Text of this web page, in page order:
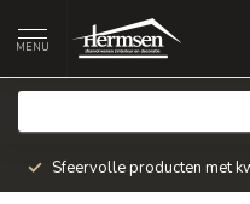
MENU
Sfeervolle producten met